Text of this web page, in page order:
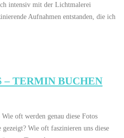
intensiv mit der Lichtmalerei
Aufnahmen entstanden, die ich
– TERMIN BUCHEN
oft werden genau diese Fotos
Wie oft faszinieren uns diese